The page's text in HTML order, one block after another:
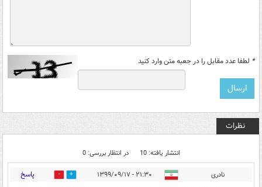
* لطفا عدد مقابل را در جعبه متن وارد کنید
نظرات
انتشار یافته: 10 در انتظار بررسی: 0
نادری ۲۱:۳۰ - ۱۳۹۹/۰۹/۱۷ 16 پاسخ